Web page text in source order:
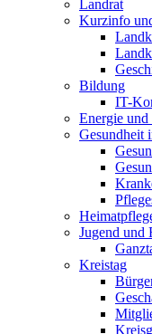
Landrat
Kurzinfo
Bildung
IT-
Energie
Gesundheit
Jugend und
Kreistag